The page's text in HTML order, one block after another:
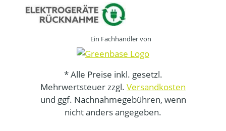
Ein Fachhändler von
* Alle Preise inkl. gesetzl.
Mehrwertsteuer zzgl. Versandkosten
und ggf. Nachnahmegebühren, wenn
nicht anders angegeben.